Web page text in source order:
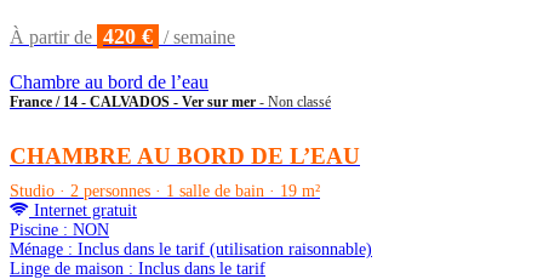
À partir de 420 € / semaine
Chambre au bord de l’eau
France / 14 - CALVADOS - Ver sur mer - Non classé
CHAMBRE AU BORD DE L’EAU
Studio · 2 personnes · 1 salle de bain · 19 m²
Internet gratuit
Piscine : NON
Ménage : Inclus dans le tarif (utilisation raisonnable)
Linge de maison : Inclus dans le tarif